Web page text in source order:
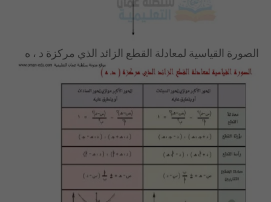
الصورة القياسية لمعادلة القطع الزائد الذي مركزة د ، ه